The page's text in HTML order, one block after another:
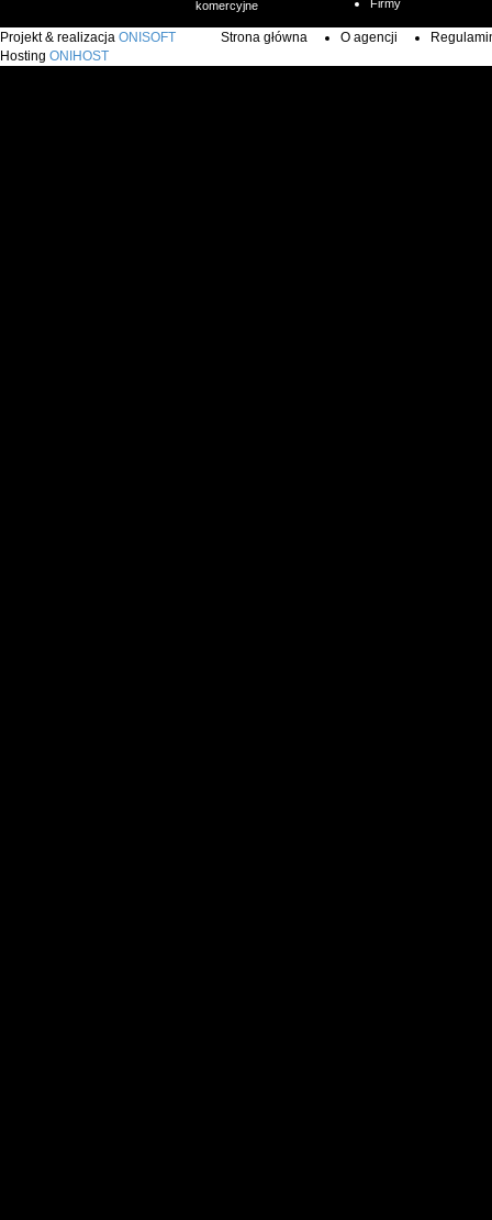
komercyjne Firmy
Projekt & realizacja ONISOFT
Hosting ONIHOST
Strona główna O agencji